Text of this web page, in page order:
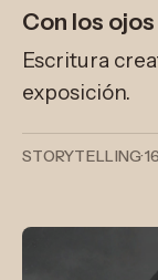
Con los
Escritura
exposición.
STORYTELLING·